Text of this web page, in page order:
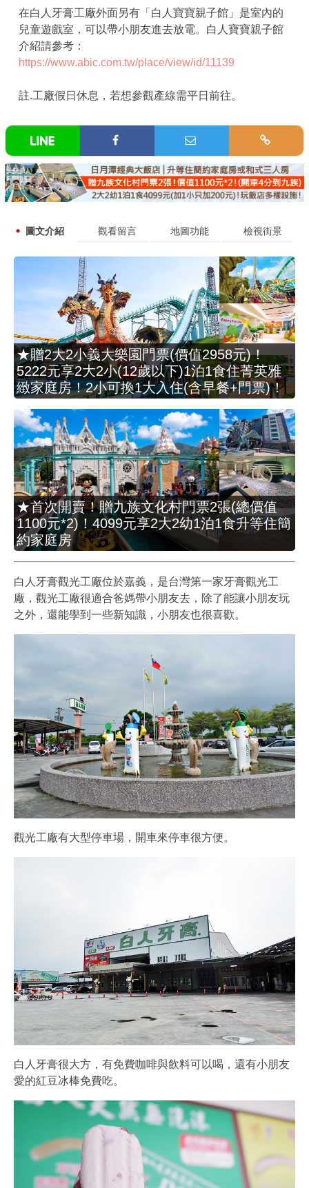
在白人牙膏工廠外面另有「白人寶寶親子館」是室內的
兒童遊戲室，可以帶小朋友進去放電。白人寶寶親子館
介紹請參考：
https://www.abic.com.tw/place/view/id/11139
註.工廠假日休息，若想參觀產線需平日前往。
圖文介紹 觀看留言 地圖功能 檢視街景
★贈2大2小義大樂園門票(價值2958元)！
5222元享2大2小(12歲以下)1泊1食住菁英雅
緻家庭房！2小可換1大入住(含早餐+門票)！
★首次開賣！贈九族文化村門票2張(總價值
1100元*2)！4099元享2大2幼1泊1食升等住簡
約家庭房
白人牙膏觀光工廠位於嘉義，是台灣第一家牙膏觀光工
廠，觀光工廠很適合爸媽帶小朋友去，除了能讓小朋友玩
之外，還能學到一些新知識，小朋友也很喜歡。
觀光工廠有大型停車場，開車來停車很方便。
白人牙膏很大方，有免費咖啡與飲料可以喝，還有小朋友
愛的紅豆冰棒免費吃。